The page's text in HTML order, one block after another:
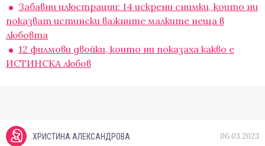
Забавни илюстрации: 14 искрени снимки, които ни
показват истински важните малките неща в
любовта
12 филмови двойки, които ни показаха какво е
ИСТИНСКА любов
ХРИСТИНА АЛЕКСАНДРОВА 06.03.2023